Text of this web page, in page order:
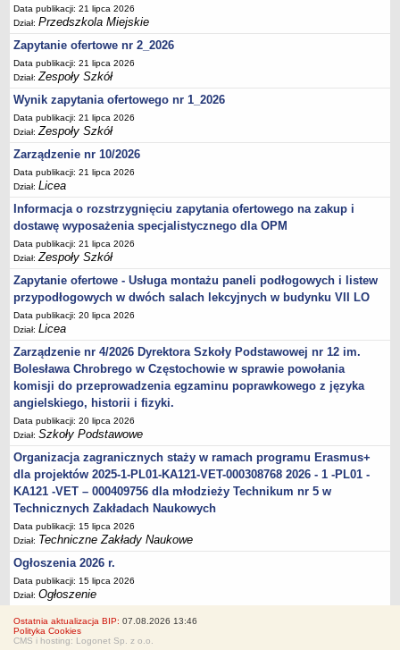
Data publikacji: 21 lipca 2026
Dział:Przedszkola Miejskie
Zapytanie ofertowe nr 2_2026
Data publikacji: 21 lipca 2026
Dział:Zespoły Szkół
Wynik zapytania ofertowego nr 1_2026
Data publikacji: 21 lipca 2026
Dział:Zespoły Szkół
Zarządzenie nr 10/2026
Data publikacji: 21 lipca 2026
Dział:Licea
Informacja o rozstrzygnięciu zapytania ofertowego na zakup i
dostawę wyposażenia specjalistycznego dla OPM
Data publikacji: 21 lipca 2026
Dział:Zespoły Szkół
Zapytanie ofertowe - Usługa montażu paneli podłogowych i listew
przypodłogowych w dwóch salach lekcyjnych w budynku VII LO
Data publikacji: 20 lipca 2026
Dział:Licea
Zarządzenie nr 4/2026 Dyrektora Szkoły Podstawowej nr 12 im.
Bolesława Chrobrego w Częstochowie w sprawie powołania
komisji do przeprowadzenia egzaminu poprawkowego z języka
angielskiego, historii i fizyki.
Data publikacji: 20 lipca 2026
Dział:Szkoły Podstawowe
Organizacja zagranicznych staży w ramach programu Erasmus+
dla projektów 2025-1-PL01-KA121-VET-000308768 2026 - 1 -PL01 -
KA121 -VET – 000409756 dla młodzieży Technikum nr 5 w
Technicznych Zakładach Naukowych
Data publikacji: 15 lipca 2026
Dział: Techniczne Zakłady Naukowe
Ogłoszenia 2026 r.
Data publikacji: 15 lipca 2026
Dział:Ogłoszenie
Ostatnia aktualizacja BIP: 07.08.2026 13:46
Polityka Cookies
CMS i hosting: Logonet Sp. z o.o.